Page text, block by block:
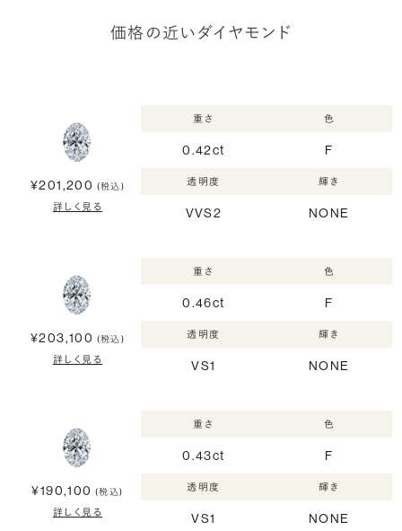
価格の近いダイヤモンド
¥201,200 (税込)
詳しく見る
重さ
0.42ct
色
F
透明度
VVS2
輝き
NONE
¥203,100 (税込)
詳しく見る
重さ
0.46ct
色
F
透明度
VS1
輝き
NONE
¥190,100 (税込)
詳しく見る
重さ
0.43ct
色
F
透明度
VS1
輝き
NONE